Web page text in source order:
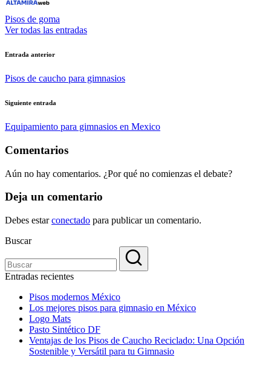
Pisos de goma
Ver todas las entradas
Navegación
de
Entrada anterior
Pisos de caucho para gimnasios
Siguiente entrada
Equipamiento para gimnasios en Mexico
Comentarios
Aún no hay comentarios. ¿Por qué no comienzas el debate?
Deja un comentario
Debes estarconectado para publicar un comentario.
Buscar
Entradas recientes
Pisos modernos México
Los mejores pisos para gimnasio en México
Logo Mats
Pasto Sintético DF
Ventajas de los Pisos de Caucho Reciclado: Una Opción
Sostenible y Versátil para tu Gimnasio